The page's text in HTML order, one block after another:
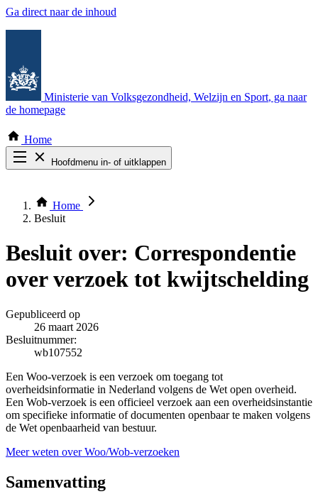
Ga direct naar de inhoud
Ministerie van Volksgezondheid, Welzijn en Sport, ga naar
de homepage
Home
Hoofdmenu in- of uitklappen
Thema COVID-19
Bekijk per bestuursorgaan
Home
Besluit
Besluit over: Correspondentie
over verzoek tot kwijtschelding
Gepubliceerd op
26 maart 2026
Besluitnummer:
wb107552
Een Woo-verzoek is een verzoek om toegang tot
overheidsinformatie in Nederland volgens de Wet open overheid.
Een Wob-verzoek is een officieel verzoek aan een overheidsinstantie
om specifieke informatie of documenten openbaar te maken volgens
de Wet openbaarheid van bestuur.
Meer weten over Woo/Wob-verzoeken
Samenvatting